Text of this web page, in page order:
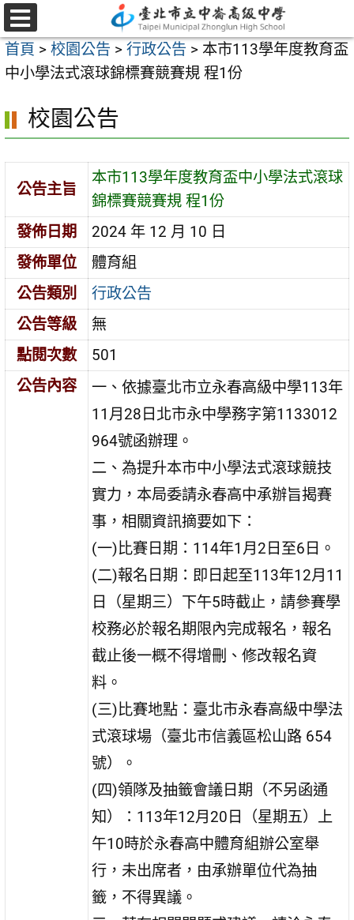
跳
至
主
要
容
選
單
首頁 > 校園公告 > 行政公告 > 本市113學年度教育盃
中小學法式滾球錦標賽競賽規 程1份
校園公告
公告主旨
本市113學年度教育盃中小學法式滾球
錦標賽競賽規 程1份
發佈日期
2024 年 12 月 10 日
發佈單位
體育組
公告類別
行政公告
公告等級
無
點閱次數
501
公告內容
一、依據臺北市立永春高級中學113年
11月28日北市永中學務字第1133012
964號函辦理。
二、為提升本市中小學法式滾球競技
實力，本局委請永春高中承辦旨揭賽
事，相關資訊摘要如下：
(一)比賽日期：114年1月2日至6日。
(二)報名日期：即日起至113年12月11
日（星期三）下午5時截止，請參賽學
校務必於報名期限內完成報名，報名
截止後一概不得增刪、修改報名資
料。
(三)比賽地點：臺北市永春高級中學法
式滾球場（臺北市信義區松山路 654
號）。
(四)領隊及抽籤會議日期（不另函通
知）：113年12月20日（星期五）上
午10時於永春高中體育組辦公室舉
行，未出席者，由承辦單位代為抽
籤，不得異議。